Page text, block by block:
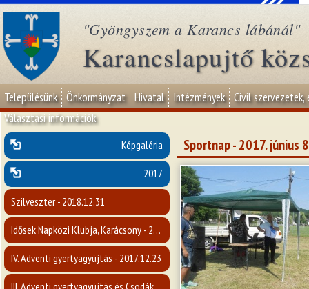
"Gyöngyszem a Karancs lábánál"
Karancslapujtő
Településünk Önkormányzat Hivatal Intézmények Civil szervezetek,
Választási információk
Képgaléria
2017
Szilveszter - 2018.12.31
Idősek Napközi Klubja, Karácsony - 2017. december
IV. Adventi gyertyagyújtás - 2017.12.23
III. Adventi gyertyagyújtás és Csodák Nógrád Megyében c. előadás- 2017.12.17
Sportnap - 2017. június